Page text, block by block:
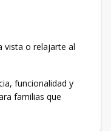
vista o relajarte al
funcionalidad y
familias que